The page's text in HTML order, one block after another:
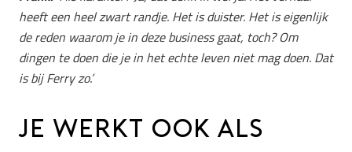
heeft een heel zwart randje. Het is duister. Het is eigenlijk
de reden waarom je in deze business gaat, toch? Om
dingen te doen die je in het echte leven niet mag doen. Dat
is bij Ferry zo.’
JE WERKT OOK ALS